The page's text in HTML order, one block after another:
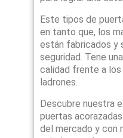
Este tipos de
en tanto que, los
están fabricados y
seguridad. Tene
calidad frente a
ladrones.
Descubre nuestra
puertas
del mercado y con